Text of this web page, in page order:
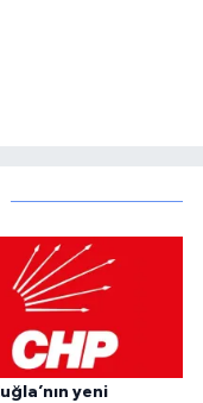
yeni